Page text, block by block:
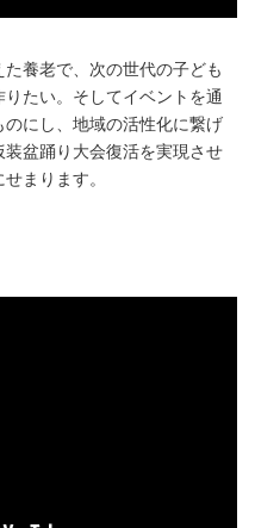
養老で、次の世代の子ども
たい。そしてイベントを通
にし、地域の活性化に繋げ
盆踊り大会復活を実現させ
まります。